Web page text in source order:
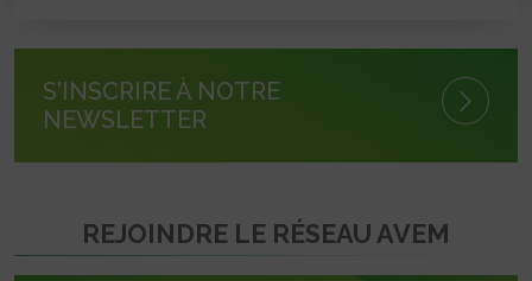
S'INSCRIRE À NOTRE
NEWSLETTER
REJOINDRE LE RÉSEAU AVEM